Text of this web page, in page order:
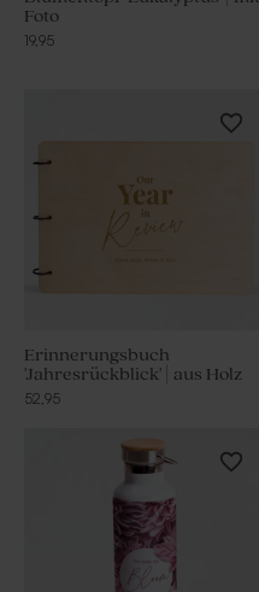
Foto
19,95
Erinnerungsbuch
'Jahresrückblick' | aus Holz
52,95